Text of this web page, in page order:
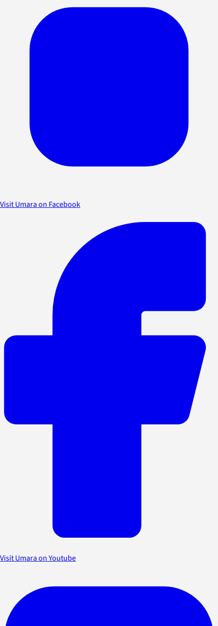
Visit Umara on Facebook
Visit Umara on Youtube